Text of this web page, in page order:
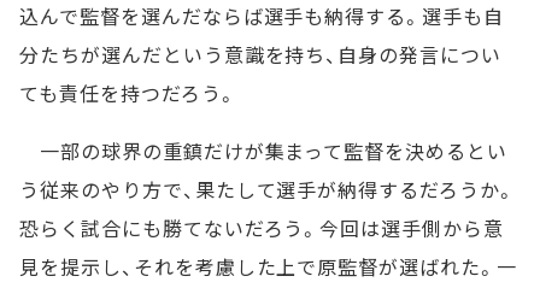
込んで監督を選んだならば選手も納得する。選手も自
分たちが選んだという意識を持ち、自身の発言につい
ても責任を持つだろう。
一部の球界の重鎮だけが集まって監督を決めるとい
う従来のやり方で、果たして選手が納得するだろうか。
恐らく試合にも勝てないだろう。今回は選手側から意
見を提示し、それを考慮した上で原監督が選ばれた。一